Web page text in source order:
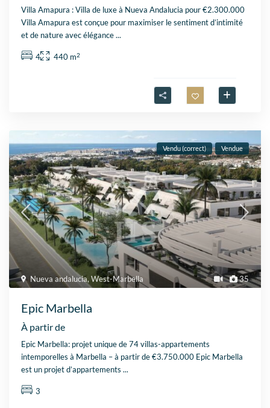
Villa Amapura : Villa de luxe à Nueva Andalucia pour €2.300.000
Villa Amapura est conçue pour maximiser le sentiment d’intimité
et de nature avec élégance...
4 440 m2
35
Nueva andalucia,West-Marbella
Vendu (correct) Vendue
Epic Marbella
À partir de
Epic Marbella: projet unique de 74 villas-appartements
intemporelles à Marbella – à partir de €3.750.000 Epic Marbella
est un projet d’appartements...
3